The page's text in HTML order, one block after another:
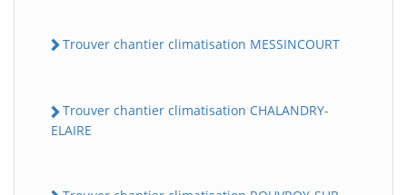
Trouver chantier climatisation MESSINCOURT
Trouver chantier climatisation CHALANDRY-
ELAIRE